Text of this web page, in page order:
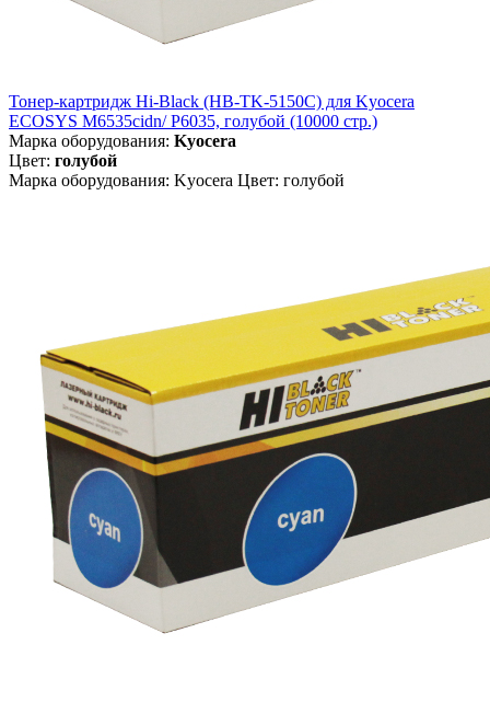
Тонер-картридж Hi-Black (HB-TK-5150C) для Kyocera
ECOSYS M6535cidn/ P6035, голубой (10000 стр.)
Марка оборудования: Kyocera
Цвет: голубой
Марка оборудования: Kyocera Цвет: голубой